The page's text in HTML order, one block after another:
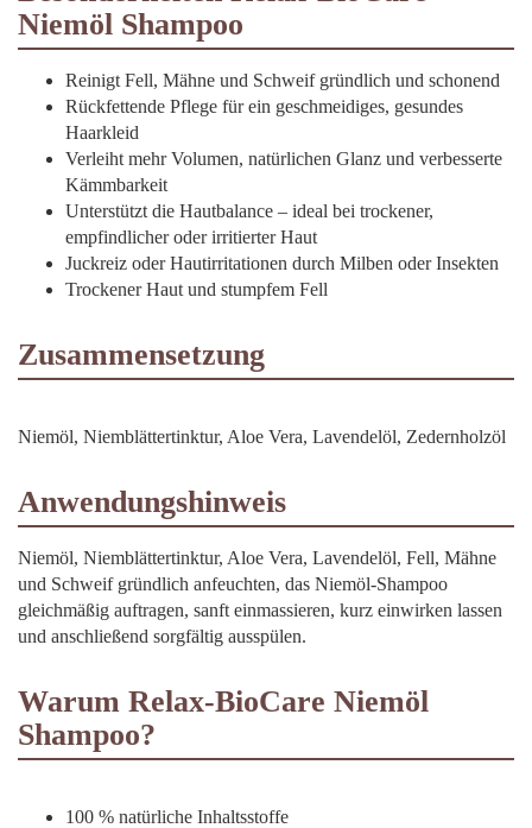
Niemöl Shampoo
Reinigt Fell, Mähne und Schweif gründlich und schonend
Rückfettende Pflege für ein geschmeidiges, gesundes
Haarkleid
Verleiht mehr Volumen, natürlichen Glanz und verbesserte
Kämmbarkeit
Unterstützt die Hautbalance – ideal bei trockener,
empfindlicher oder irritierter Haut
Juckreiz oder Hautirritationen durch Milben oder Insekten
Trockener Haut und stumpfem Fell
Zusammensetzung
Niemöl, Niemblättertinktur, Aloe Vera, Lavendelöl, Zedernholzöl
Anwendungshinweis
Niemöl, Niemblättertinktur, Aloe Vera, Lavendelöl, Fell, Mähne
und Schweif gründlich anfeuchten, das Niemöl-Shampoo
gleichmäßig auftragen, sanft einmassieren, kurz einwirken lassen
und anschließend sorgfältig ausspülen.
Warum Relax-BioCare Niemöl
Shampoo?
100 % natürliche Inhaltsstoffe